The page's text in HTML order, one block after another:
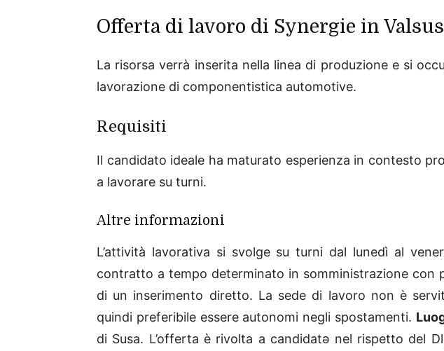
Offerta di lavoro di Synergie in
La risorsa verrà inserita nella linea di produzione e si
lavorazione di componentistica automotive.
Requisiti
Il candidato ideale ha maturato esperienza in contesto
a lavorare su turni.
Altre informazioni
L’attività lavorativa si svolge su turni dal lunedì al
contratto a tempo determinato in somministrazione con
di un inserimento diretto. La sede di lavoro non è
quindi preferibile essere autonomi negli spostamenti.
di Susa. L’offerta è rivolta a candidatə nel rispetto del